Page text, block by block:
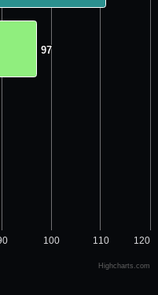
97
97
100 110 120
Highcharts.com